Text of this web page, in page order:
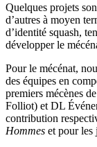
Quelques projets
d’autres à moyen
d’identité squash,
développer le
Pour le mécénat,
des équipes en
premiers mécènes
Folliot) et DL
contribution
Hommes et pour les